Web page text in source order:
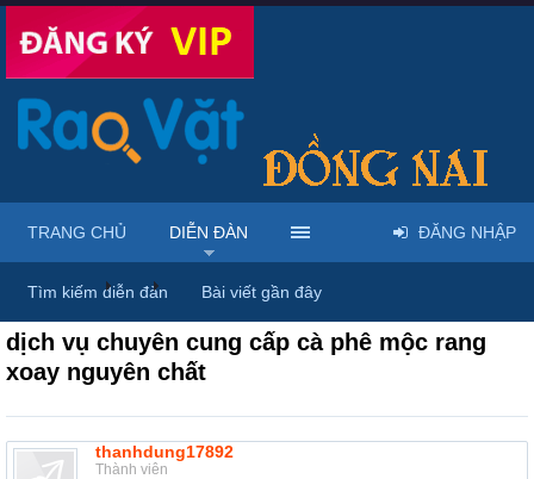
Diễn đàn ... Rao vặt tổng hợp - Uy tín - Miễn phí
dịch vụ chuyên cung cấp cà phê mộc rang
xoay nguyên chất
thanhdung17892
Thành viên
TRANG CHỦ DIỄN ĐÀN
Tìm kiếm diễn đàn Bài viết gần đây
ĐĂNG NHẬP